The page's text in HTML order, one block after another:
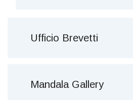
Ufficio Brevetti
Mandala Gallery